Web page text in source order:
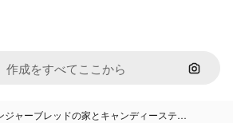
画像で
ジャーブレッドの家とキャンディーステ…